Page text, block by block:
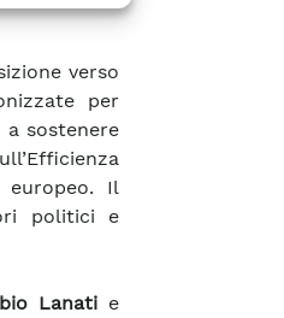
verso
per
sostenere
europeo. Il
politici e
Lanati e